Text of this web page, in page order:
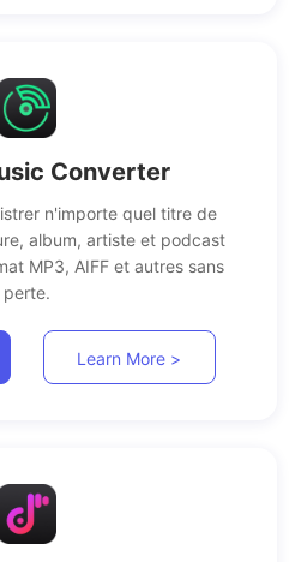
Converter
n'importe quel titre de
album, artiste et podcast
MP3, AIFF et autres sans
perte.
Learn More >